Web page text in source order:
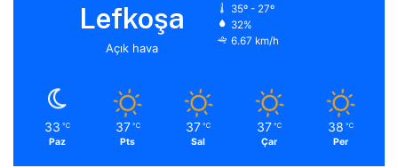
Lefkoşa
Açık hava
35º - 27º
32%
6.67 km/h
33 ℃
Paz
37 ℃
Pts
37 ℃
Sal
37 ℃
Çar
38 ℃
Per